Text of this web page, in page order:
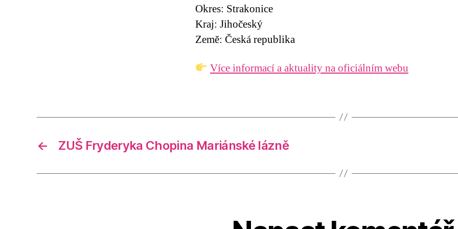
Okres: Strakonice
Kraj: Jihočeský
Země: Česká republika
Více informací a aktuality na oficiálním webu
← ZUŠ Fryderyka Chopina Mariánské lázně